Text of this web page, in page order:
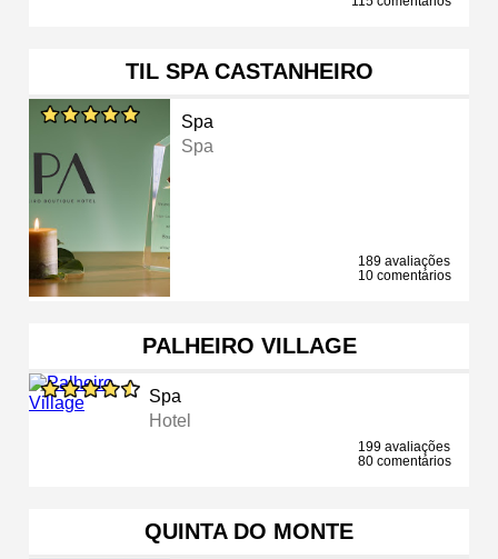
TIL SPA CASTANHEIRO
Spa
Spa
189 avaliações
10 comentários
PALHEIRO VILLAGE
Spa
Hotel
199 avaliações
80 comentários
QUINTA DO MONTE